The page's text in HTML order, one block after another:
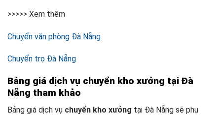
>>>>> Xem thêm
Chuyển văn phòng Đà Nẵng
Chuyển trọ Đà Nẵng
Bảng giá dịch vụ chuyển kho xưởng tại Đà
Nẵng tham khảo
Bảng giá dịch vụ chuyển kho xưởng tại Đà Nẵng sẽ phụ